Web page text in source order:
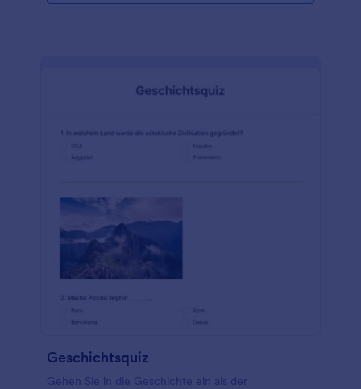
Geschichtsquiz
Gehen Sie in die Geschichte ein als der